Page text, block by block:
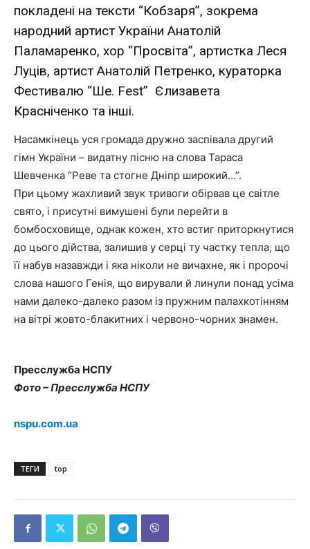
покладені на тексти “Кобзаря”, зокрема
народний артист України Анатолій
Паламаренко, хор “Просвіта”, артистка Леся
Луців, артист Анатолій Петренко, кураторка
Фестивалю “Ше. Fest” Єлизавета
Красніченко та інші.
Насамкінець уся громада дружно заспівала другий
гімн України – видатну пісню на слова Тараса
Шевченка “Реве та стогне Дніпр широкий…”.
При цьому жахливий звук тривоги обірвав це світле
свято, і присутні вимушені були перейти в
бомбосховище, однак кожен, хто встиг приторкнутися
до цього дійства, залишив у серці ту частку тепла, що
її набув назавжди і яка ніколи не вичахне, як і пророчі
слова нашого Генія, що вирували й линули понад усіма
нами далеко-далеко разом із пружним палахкотінням
на вітрі жовто-блакитних і червоно-чорних знамен.
Пресслужба НСПУ
Фото – Пресслужба НСПУ
nspu.com.ua
ТЕГИ top